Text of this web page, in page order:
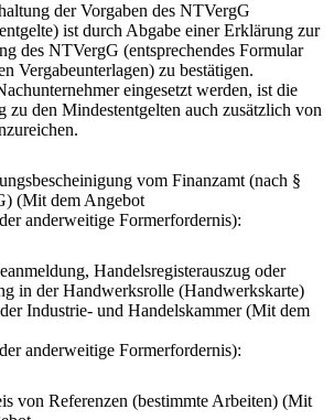
der Vorgaben des NTVergG
ist durch Abgabe einer Erklärung zur
des NTVergG (entsprechendes Formular
Vergabeunterlagen) zu bestätigen.
eingesetzt werden, ist die
zu den Mindestentgelten auch zusätzlich von
vom Finanzamt (nach §
(Mit dem Angebot
anderweitige Formerfordernis):
Handelsregisterauszug oder
in der Handwerksrolle (Handwerkskarte)
Industrie- und Handelskammer (Mit dem
anderweitige Formerfordernis):
von Referenzen (bestimmte Arbeiten) (Mit